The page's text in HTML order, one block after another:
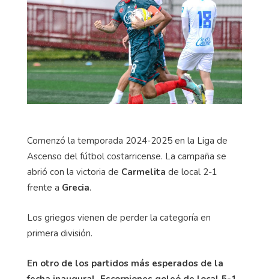
Comenzó la temporada 2024-2025 en la Liga de
Ascenso del fútbol costarricense. La campaña se
abrió con la victoria de Carmelita de local 2-1
frente a Grecia.
Los griegos vienen de perder la categoría en
primera división.
En otro de los partidos más esperados de la